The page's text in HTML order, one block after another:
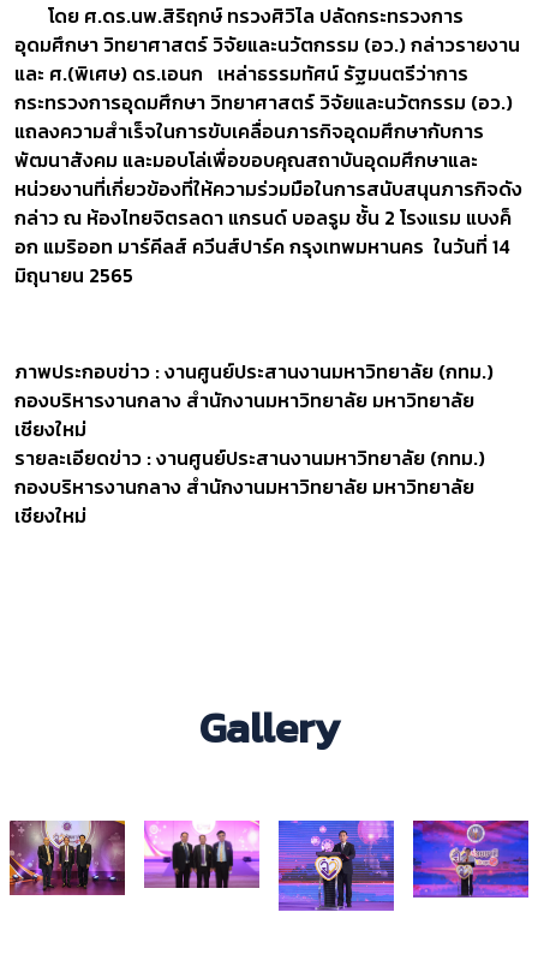
โดย ศ.ดร.นพ.สิริฤกษ์ ทรวงศิวิไล ปลัดกระทรวงการ
อุดมศึกษา วิทยาศาสตร์ วิจัยและนวัตกรรม (อว.) กล่าวรายงาน
และ ศ.(พิเศษ) ดร.เอนก เหล่าธรรมทัศน์ รัฐมนตรีว่าการ
กระทรวงการอุดมศึกษา วิทยาศาสตร์ วิจัยและนวัตกรรม (อว.)
แถลงความสำเร็จในการขับเคลื่อนภารกิจอุดมศึกษากับการ
พัฒนาสังคม และมอบโล่เพื่อขอบคุณสถาบันอุดมศึกษาและ
หน่วยงานที่เกี่ยวข้องที่ให้ความร่วมมือในการสนับสนุนภารกิจดัง
กล่าว ณ ห้องไทยจิตรลดา แกรนด์ บอลรูม ชั้น 2 โรงแรม แบงค็
อก แมริออท มาร์คีลส์ ควีนส์ปาร์ค กรุงเทพมหานคร ในวันที่ 14
มิถุนายน 2565
ภาพประกอบข่าว : งานศูนย์ประสานงานมหาวิทยาลัย (กทม.)
กองบริหารงานกลาง สำนักงานมหาวิทยาลัย มหาวิทยาลัย
เชียงใหม่
รายละเอียดข่าว : งานศูนย์ประสานงานมหาวิทยาลัย (กทม.)
กองบริหารงานกลาง สำนักงานมหาวิทยาลัย มหาวิทยาลัย
เชียงใหม่
Gallery